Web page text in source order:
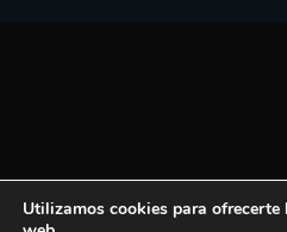
Utilizamos cookies para ofrecerte